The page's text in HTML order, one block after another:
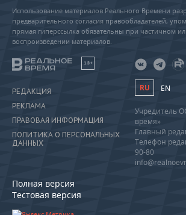
Использование материалов Реального Времени
предварительного согласия правообладателей,
прямая гиперссылка обязательны при частичном
воспроизведении материалов.
18+
РЕДАКЦИЯ
РЕКЛАМА
ПРАВОВАЯ ИНФОРМАЦИЯ
ПОЛИТИКА О ПЕРСОНАЛЬНЫХ
ДАННЫХ
Полная версия
Тестовая версия
RU EN
Учредитель
время»
Главный
Телефон
90-80